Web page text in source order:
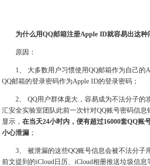
为什么用QQ邮箱注册Apple ID就容易出这种
原因：
1、 大多数用户习惯使用QQ邮箱作为自己的
QQ邮箱的登录密码作为Apple ID的登录密码；
2、 QQ用户群体庞大，容易成为不法分子的
汇安全实验室团队此前一次针对QQ账号密码信息
显示，在当天24小时内，便有超过16000套QQ账
小心泄漏 ；
3、 被泄漏的这些QQ账号信息会被不法分子
前文提到的iCloud日历、iCloud相册推送垃圾信息